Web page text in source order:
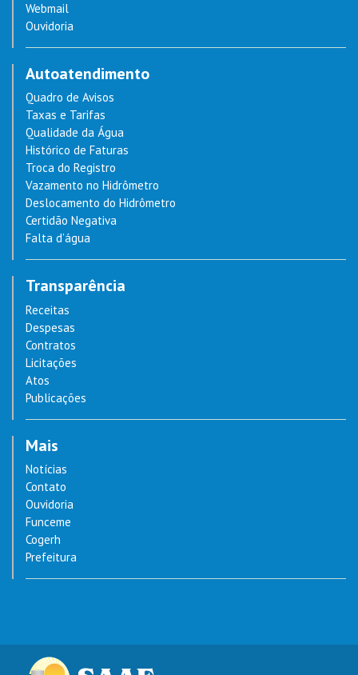
Webmail
Ouvidoria
Autoatendimento
Quadro de Avisos
Taxas e Tarifas
Qualidade da Água
Histórico de Faturas
Troca do Registro
Vazamento no Hidrômetro
Deslocamento do Hidrômetro
Certidão Negativa
Falta d’água
Transparência
Receitas
Despesas
Contratos
Licitações
Atos
Publicações
Mais
Notícias
Contato
Ouvidoria
Funceme
Cogerh
Prefeitura